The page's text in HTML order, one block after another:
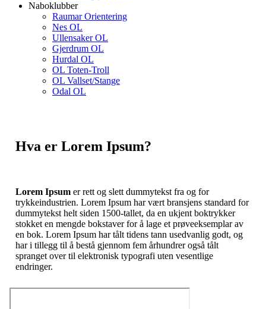
Naboklubber
Raumar Orientering
Nes OL
Ullensaker OL
Gjerdrum OL
Hurdal OL
OL Toten-Troll
OL Vallset/Stange
Odal OL
Hva er Lorem Ipsum?
Lorem Ipsum er rett og slett dummytekst fra og for
trykkeindustrien. Lorem Ipsum har vært bransjens standard for
dummytekst helt siden 1500-tallet, da en ukjent boktrykker
stokket en mengde bokstaver for å lage et prøveeksemplar av
en bok. Lorem Ipsum har tålt tidens tann usedvanlig godt, og
har i tillegg til å bestå gjennom fem århundrer også tålt
spranget over til elektronisk typografi uten vesentlige
endringer.